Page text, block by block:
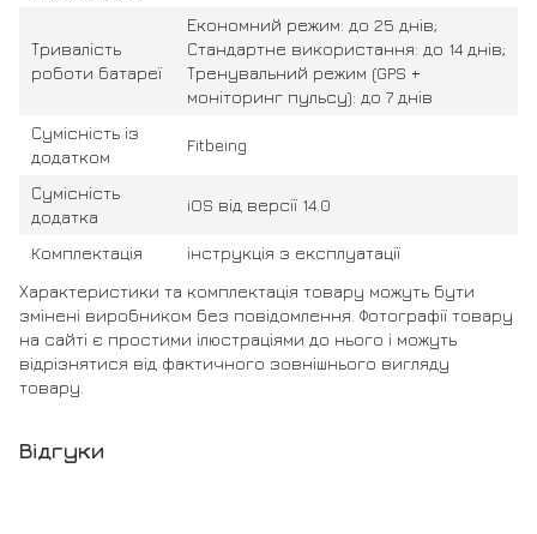
Тривалість
роботи батареї
Економний режим: до 25 днів;
Стандартне використання: до 14 днів;
Тренувальний режим (GPS +
моніторинг пульсу): до 7 днів
Сумісність із
додатком
Fitbeing
Сумісність
додатка
iOS від версії 14.0
Комплектація
інструкція з експлуатації
Характеристики та комплектація товару можуть бути
змінені виробником без повідомлення. Фотографії товару
на сайті є простими ілюстраціями до нього і можуть
відрізнятися від фактичного зовнішнього вигляду
товару.
Відгуки